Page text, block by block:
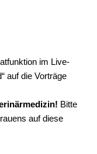
im Live-
auf die Vorträge
Bitte
auf diese